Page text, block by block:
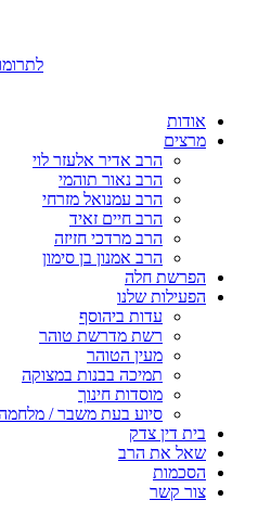
אודות
מרצים
הרב אדיר אלעזר לוי
הרב נאור תוהמי
הרב עמנואל מזרחי
הרב חיים זאיד
הרב מרדכי חזיזה
הרב אמנון בן סימון
הפרשת חלה
הפעילות שלנו
עדות ביהוסף
רשת מדרשת טוהר
מעין הטוהר
תמיכה בבנות במצוקה
מוסדות חינוך
סיוע בעת משבר /
בית דין צדק
שאל את הרב
הסכמות
צור קשר